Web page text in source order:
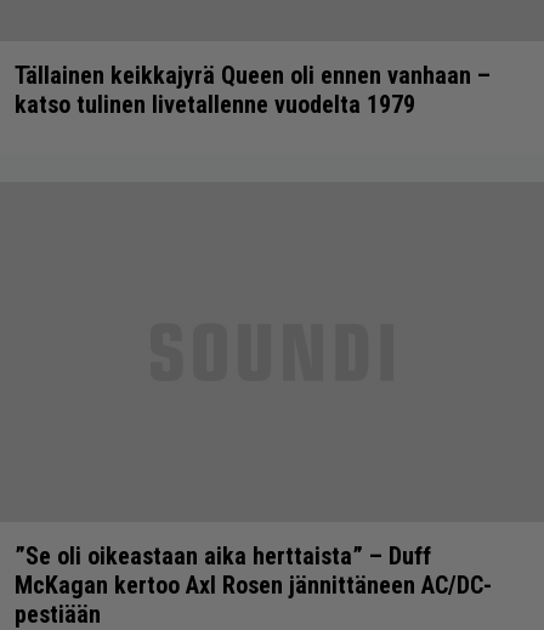
Tällainen keikkajyrä Queen oli ennen vanhaan –
katso tulinen livetallenne vuodelta 1979
”Se oli oikeastaan aika herttaista” – Duff
McKagan kertoo Axl Rosen jännittäneen AC/DC-
pestiään